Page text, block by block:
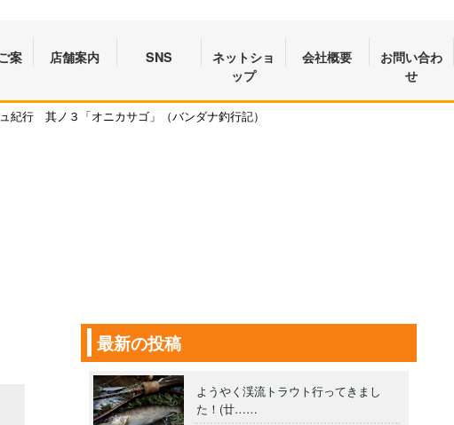
案
店舗案内 SNS
ネットショ
ップ
会社概要
お問い合わ
せ
紀行 其ノ３「オニカサゴ」（バンダナ釣行記）
最新の投稿
ようやく渓流トラウト行ってきまし
た！(廿……